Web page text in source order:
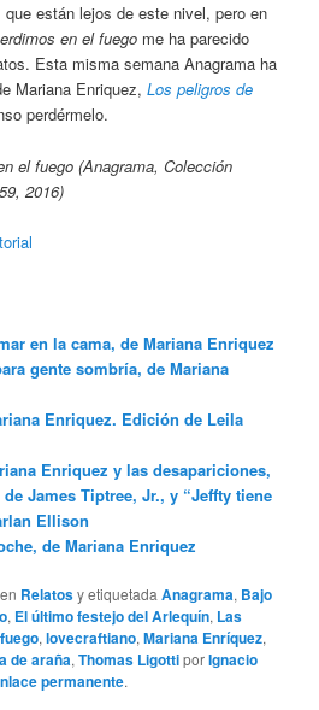
están lejos de este nivel, pero en
en el fuego me ha parecido
Esta misma semana Anagrama ha
Mariana Enriquez,Los peligros de
perdérmelo.
el fuego (Anagrama, Colección
2016)
en la cama, de Mariana Enriquez
gente sombría, de Mariana
Enriquez. Edición de Leila
Enriquez y las desapariciones,
James Tiptree, Jr., y “Jeffty tiene
Ellison
de Mariana Enriquez
Relatosy etiquetadaAnagrama, Bajo
, El último festejo del Arlequín, Las
,lovecraftiano,Mariana Enríquez,
de araña,Thomas LigottiporIgnacio
permanente.